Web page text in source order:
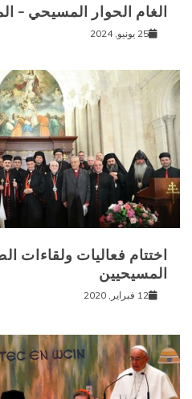
الغام الحوار المسيحي –
25 يونيو, 2024
اختتام فعاليات ولقاءات
المسيحيين
12 فبراير, 2020